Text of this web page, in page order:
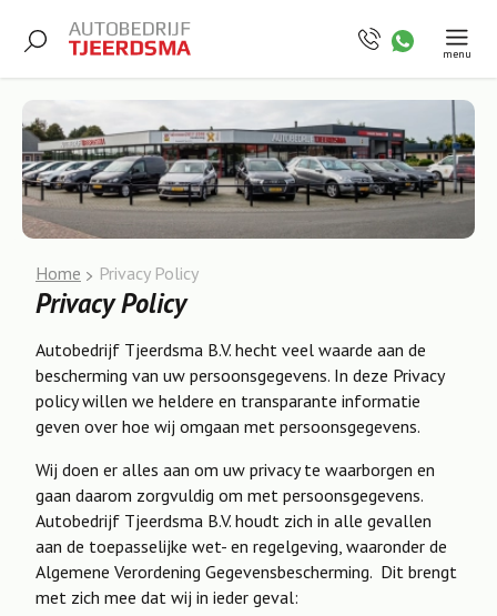
menu
Home Privacy Policy
Privacy Policy
Autobedrijf Tjeerdsma B.V. hecht veel waarde aan de
bescherming van uw persoonsgegevens. In deze Privacy
policy willen we heldere en transparante informatie
geven over hoe wij omgaan met persoonsgegevens.
Wij doen er alles aan om uw privacy te waarborgen en
gaan daarom zorgvuldig om met persoonsgegevens.
Autobedrijf Tjeerdsma B.V. houdt zich in alle gevallen
aan de toepasselijke wet- en regelgeving, waaronder de
Algemene Verordening Gegevensbescherming. Dit brengt
met zich mee dat wij in ieder geval: